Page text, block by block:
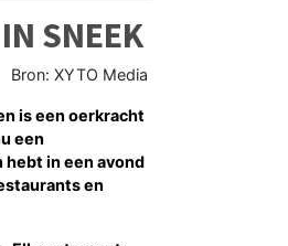
SNEEK
Bron: XYTO Media
is een oerkracht
een
in een avond
en